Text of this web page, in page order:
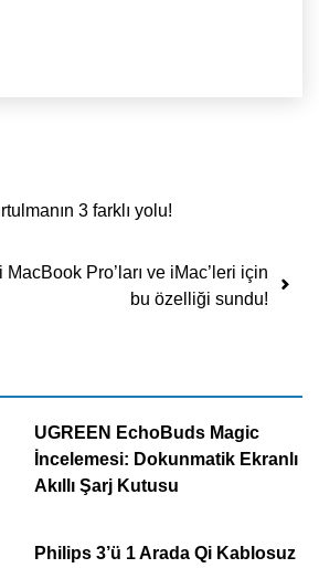
3 farklı yolu!
Pro’ları ve iMac’leri için
bu özelliği sundu!
UGREEN EchoBuds Magic
İncelemesi: Dokunmatik Ekranlı
Akıllı Şarj Kutusu
Philips 3’ü 1 Arada Qi Kablosuz